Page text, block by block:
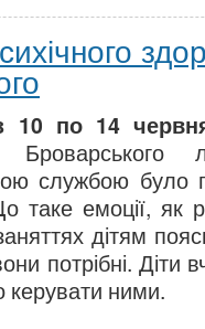
10 по 14
службою було
таке емоції, як
дітям
потрібні. Діти
керувати ними.